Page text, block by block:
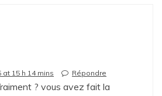
at 15 h 14 mins Répondre
? vous avez fait la